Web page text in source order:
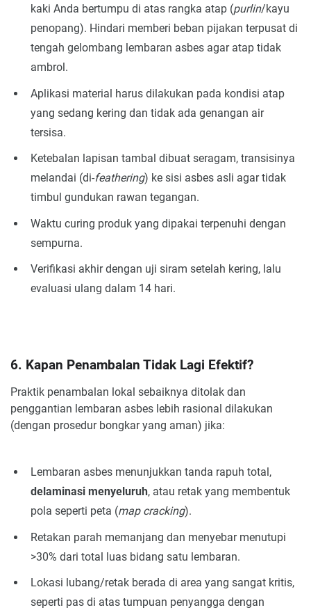
kaki Anda bertumpu di atas rangka atap (purlin/kayu
penopang). Hindari memberi beban pijakan terpusat di
tengah gelombang lembaran asbes agar atap tidak
ambrol.
Aplikasi material harus dilakukan pada kondisi atap
yang sedang kering dan tidak ada genangan air
tersisa.
Ketebalan lapisan tambal dibuat seragam, transisinya
melandai (di-feathering) ke sisi asbes asli agar tidak
timbul gundukan rawan tegangan.
Waktu curing produk yang dipakai terpenuhi dengan
sempurna.
Verifikasi akhir dengan uji siram setelah kering, lalu
evaluasi ulang dalam 14 hari.
6. Kapan Penambalan Tidak Lagi Efektif?
Praktik penambalan lokal sebaiknya ditolak dan
penggantian lembaran asbes lebih rasional dilakukan
(dengan prosedur bongkar yang aman) jika:
Lembaran asbes menunjukkan tanda rapuh total,
delaminasi menyeluruh, atau retak yang membentuk
pola seperti peta (map cracking).
Retakan parah memanjang dan menyebar menutupi
>30% dari total luas bidang satu lembaran.
Lokasi lubang/retak berada di area yang sangat kritis,
seperti pas di atas tumpuan penyangga dengan